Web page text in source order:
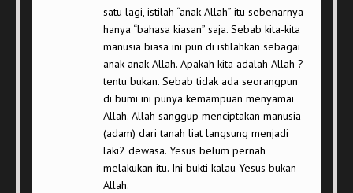
satu lagi, istilah “anak Allah” itu sebenarnya
hanya “bahasa kiasan” saja. Sebab kita-kita
manusia biasa ini pun di istilahkan sebagai
anak-anak Allah. Apakah kita adalah Allah ?
tentu bukan. Sebab tidak ada seorangpun
di bumi ini punya kemampuan menyamai
Allah. Allah sanggup menciptakan manusia
(adam) dari tanah liat langsung menjadi
laki2 dewasa. Yesus belum pernah
melakukan itu. Ini bukti kalau Yesus bukan
Allah.